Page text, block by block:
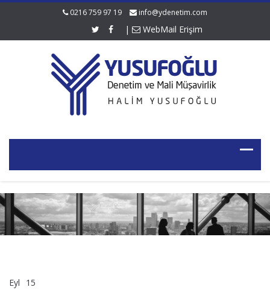
0216 759 97 19 info@ydenetim.com
| WebMail Erişim
Eyl 15